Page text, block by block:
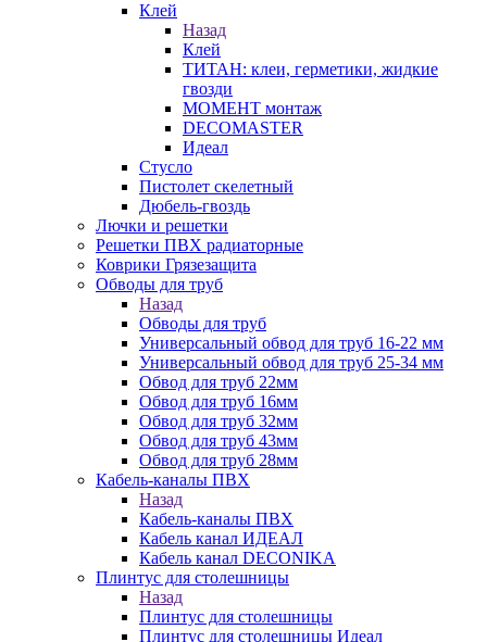
Клей
Назад
Клей
ТИТАН: клеи, герметики, жидкие
гвозди
МОМЕНТ монтаж
DECOMASTER
Идеал
Стусло
Пистолет скелетный
Дюбель-гвоздь
Лючки и решетки
Решетки ПВХ радиаторные
Коврики Грязезащита
Обводы для труб
Назад
Обводы для труб
Универсальный обвод для труб 16-22 мм
Универсальный обвод для труб 25-34 мм
Обвод для труб 22мм
Обвод для труб 16мм
Обвод для труб 32мм
Обвод для труб 43мм
Обвод для труб 28мм
Кабель-каналы ПВХ
Назад
Кабель-каналы ПВХ
Кабель канал ИДЕАЛ
Кабель канал DECONIKA
Плинтус для столешницы
Назад
Плинтус для столешницы
Плинтус для столешницы Идеал